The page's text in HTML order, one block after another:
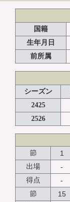
国籍
生年月日
前所属
シーズン
2425
2526
節
1
出場 -
得点 -
節 15